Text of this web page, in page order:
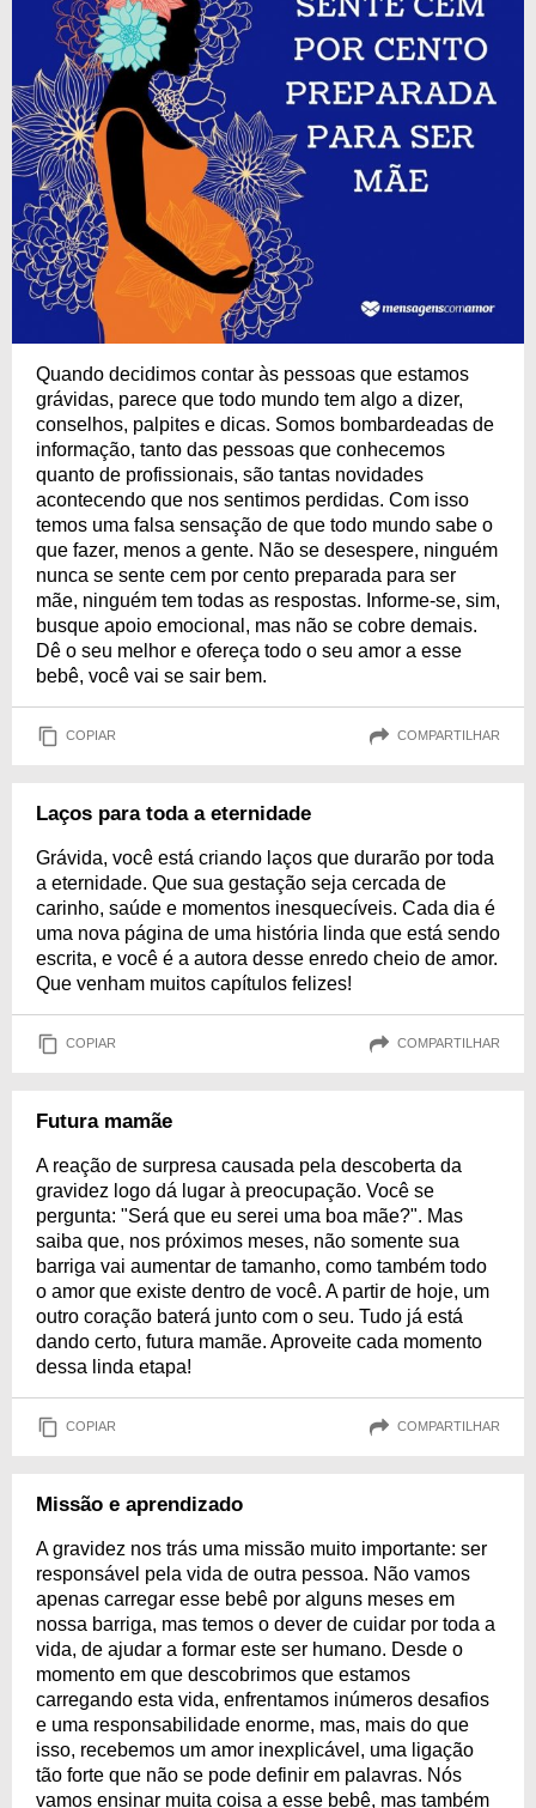
Quando decidimos contar às pessoas que estamos
grávidas, parece que todo mundo tem algo a dizer,
conselhos, palpites e dicas. Somos bombardeadas de
informação, tanto das pessoas que conhecemos
quanto de profissionais, são tantas novidades
acontecendo que nos sentimos perdidas. Com isso
temos uma falsa sensação de que todo mundo sabe o
que fazer, menos a gente. Não se desespere, ninguém
nunca se sente cem por cento preparada para ser
mãe, ninguém tem todas as respostas. Informe-se, sim,
busque apoio emocional, mas não se cobre demais.
Dê o seu melhor e ofereça todo o seu amor a esse
bebê, você vai se sair bem.
COPIAR COMPARTILHAR
Laços para toda a eternidade
Grávida, você está criando laços que durarão por toda
a eternidade. Que sua gestação seja cercada de
carinho, saúde e momentos inesquecíveis. Cada dia é
uma nova página de uma história linda que está sendo
escrita, e você é a autora desse enredo cheio de amor.
Que venham muitos capítulos felizes!
COPIAR COMPARTILHAR
Futura mamãe
A reação de surpresa causada pela descoberta da
gravidez logo dá lugar à preocupação. Você se
pergunta: "Será que eu serei uma boa mãe?". Mas
saiba que, nos próximos meses, não somente sua
barriga vai aumentar de tamanho, como também todo
o amor que existe dentro de você. A partir de hoje, um
outro coração baterá junto com o seu. Tudo já está
dando certo, futura mamãe. Aproveite cada momento
dessa linda etapa!
COPIAR COMPARTILHAR
Missão e aprendizado
A gravidez nos trás uma missão muito importante: ser
responsável pela vida de outra pessoa. Não vamos
apenas carregar esse bebê por alguns meses em
nossa barriga, mas temos o dever de cuidar por toda a
vida, de ajudar a formar este ser humano. Desde o
momento em que descobrimos que estamos
carregando esta vida, enfrentamos inúmeros desafios
e uma responsabilidade enorme, mas, mais do que
isso, recebemos um amor inexplicável, uma ligação
tão forte que não se pode definir em palavras. Nós
vamos ensinar muita coisa a esse bebê, mas também